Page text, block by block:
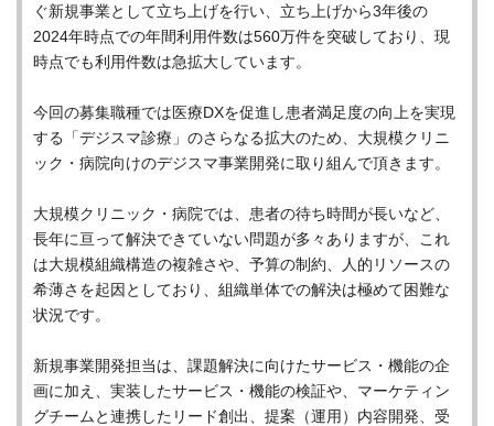
ぐ新規事業として立ち上げを行い、立ち上げから3年後の
2024年時点での年間利用件数は560万件を突破しており、現
時点でも利用件数は急拡大しています。
今回の募集職種では医療DXを促進し患者満足度の向上を実現
する「デジスマ診療」のさらなる拡大のため、大規模クリニ
ック・病院向けのデジスマ事業開発に取り組んで頂きます。
大規模クリニック・病院では、患者の待ち時間が長いなど、
長年に亘って解決できていない問題が多々ありますが、これ
は大規模組織構造の複雑さや、予算の制約、人的リソースの
希薄さを起因としており、組織単体での解決は極めて困難な
状況です。
新規事業開発担当は、課題解決に向けたサービス・機能の企
画に加え、実装したサービス・機能の検証や、マーケティン
グチームと連携したリード創出、提案（運用）内容開発、受